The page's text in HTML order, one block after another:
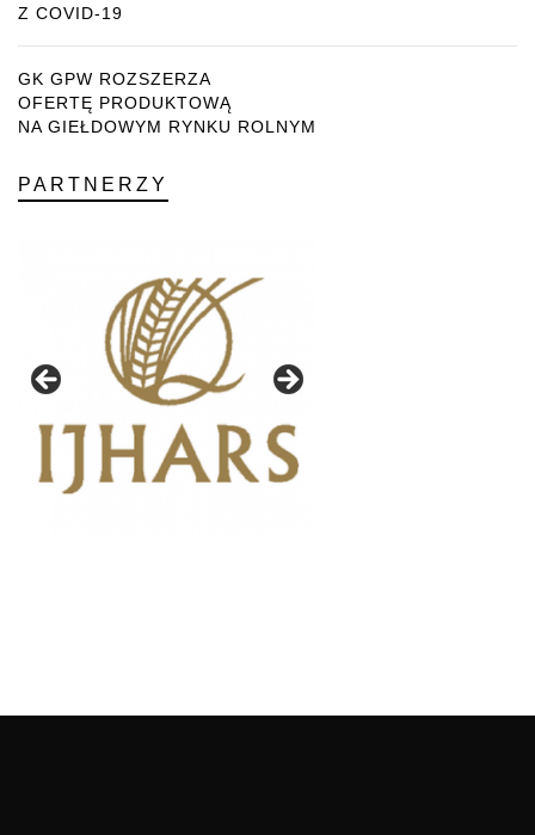
Z COVID-19
GK GPW ROZSZERZA
OFERTĘ PRODUKTOWĄ
NA GIEŁDOWYM RYNKU ROLNYM
PARTNERZY